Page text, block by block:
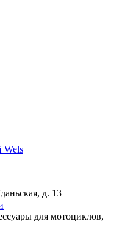
Wels
д. 13
для мотоциклов,